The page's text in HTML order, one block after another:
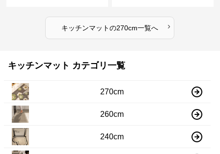
キッチンマットの270cm一覧へ ›
キッチンマット カテゴリ一覧
270cm
260cm
240cm